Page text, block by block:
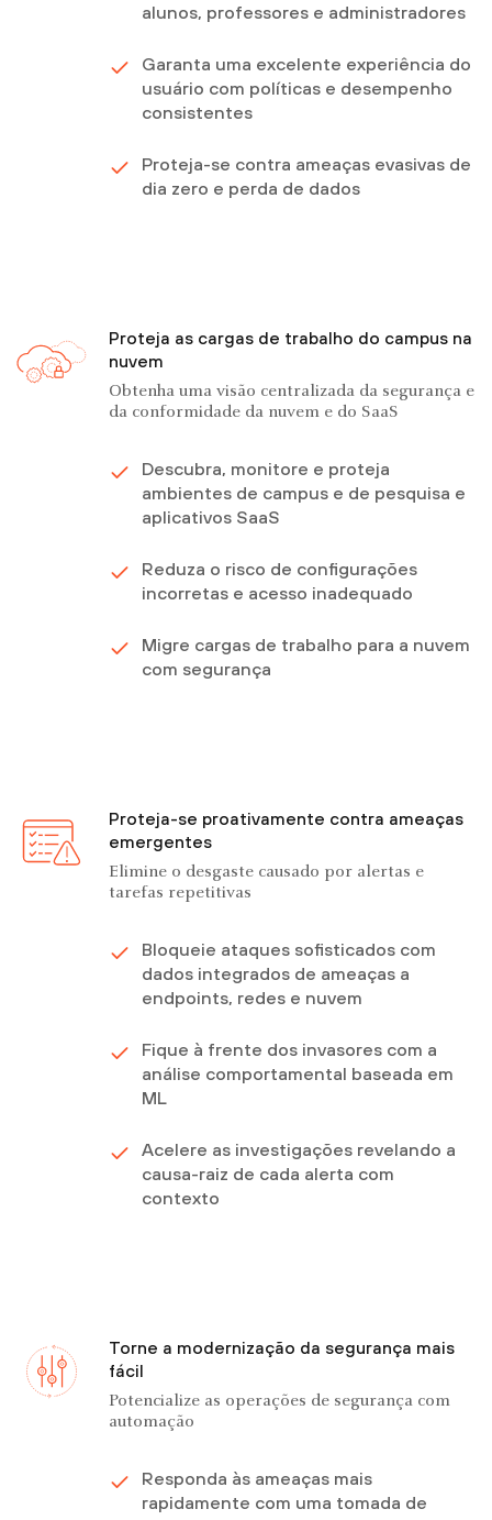
alunos, professores e administradores
Garanta uma excelente experiência do
usuário com políticas e desempenho
consistentes
Proteja-se contra ameaças evasivas de
dia zero e perda de dados
Proteja as cargas de trabalho do campus na
nuvem
Obtenha uma visão centralizada da segurança e
da conformidade da nuvem e do SaaS
Descubra, monitore e proteja
ambientes de campus e de pesquisa e
aplicativos SaaS
Reduza o risco de configurações
incorretas e acesso inadequado
Migre cargas de trabalho para a nuvem
com segurança
Proteja-se proativamente contra ameaças
emergentes
Elimine o desgaste causado por alertas e
tarefas repetitivas
Bloqueie ataques sofisticados com
dados integrados de ameaças a
endpoints, redes e nuvem
Fique à frente dos invasores com a
análise comportamental baseada em
ML
Acelere as investigações revelando a
causa-raiz de cada alerta com
contexto
Torne a modernização da segurança mais
fácil
Potencialize as operações de segurança com
automação
Responda às ameaças mais
rapidamente com uma tomada de